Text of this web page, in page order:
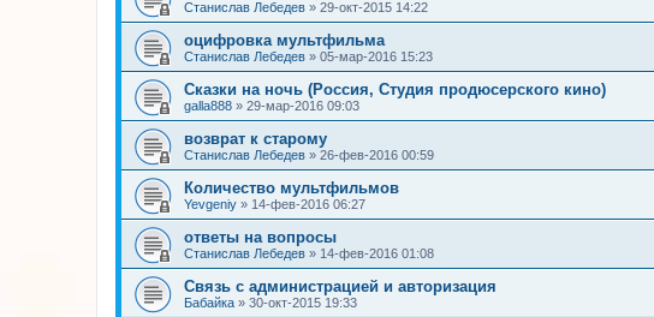
Станислав Лебедев » 29-окт-2015 14:22
оцифровка мультфильма
Станислав Лебедев » 05-мар-2016 15:23
Сказки на ночь (Россия, Студия продюсерского кино)
galla888 » 29-мар-2016 09:03
возврат к старому
Станислав Лебедев » 26-фев-2016 00:59
Количество мультфильмов
Yevgeniy » 14-фев-2016 06:27
ответы на вопросы
Станислав Лебедев » 14-фев-2016 01:08
Связь с администрацией и авторизация
Бабайка » 30-окт-2015 19:33